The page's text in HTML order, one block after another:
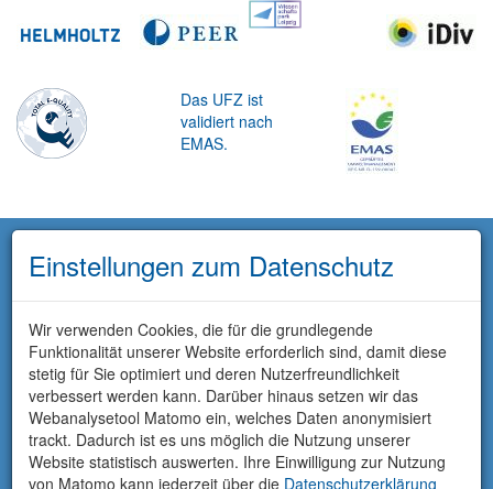
Das UFZ ist
validiert nach
EMAS.
Einstellungen zum Datenschutz
Wir verwenden Cookies, die für die grundlegende
Funktionalität unserer Website erforderlich sind, damit diese
stetig für Sie optimiert und deren Nutzerfreundlichkeit
verbessert werden kann. Darüber hinaus setzen wir das
Webanalysetool Matomo ein, welches Daten anonymisiert
trackt. Dadurch ist es uns möglich die Nutzung unserer
Website statistisch auswerten. Ihre Einwilligung zur Nutzung
von Matomo kann jederzeit über die Datenschutzerklärung